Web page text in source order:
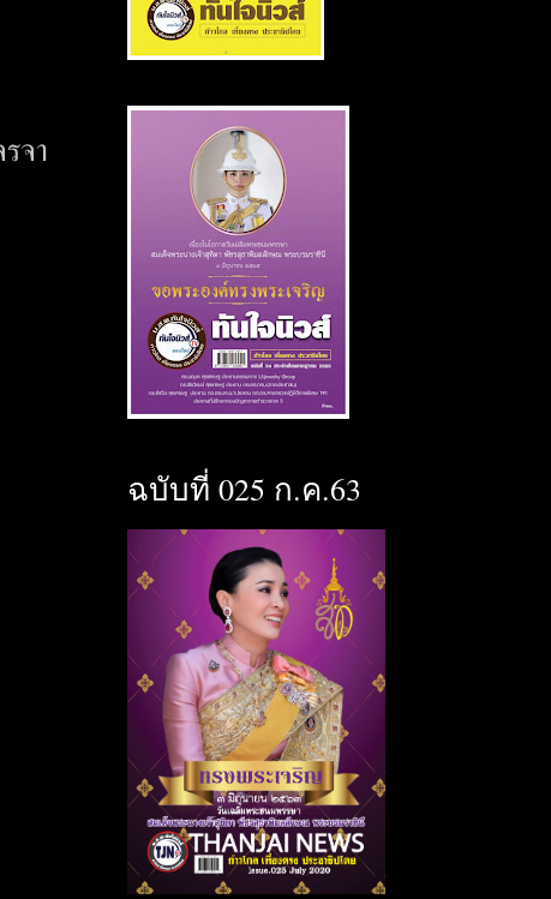
จา
ฉบับที่ 025 ก.ค.63